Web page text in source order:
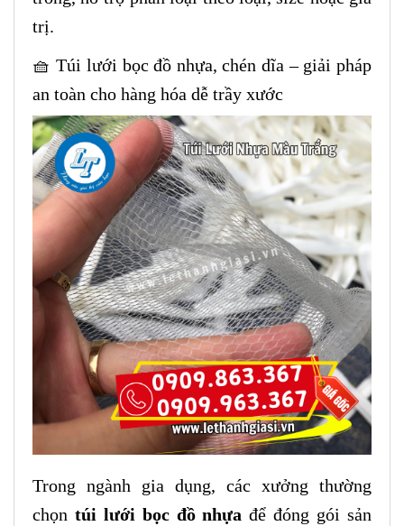
trị.
🧺 Túi lưới bọc đồ nhựa, chén dĩa – giải pháp
an toàn cho hàng hóa dễ trầy xước
Trong ngành gia dụng, các xưởng thường
chọn túi lưới bọc đồ nhựađể đóng gói sản